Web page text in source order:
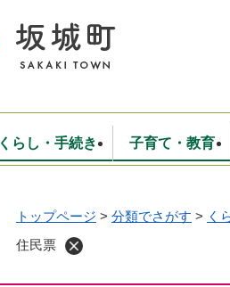
くらし・手続き
住民票・戸籍・証明 防災・行
税金
子育て・教育
妊娠・出産・子育て 保育
健康・医療 福祉
商工業 農林業
生涯学習・スポーツ 文化
ようこそ町長室へ 坂城町に
人事・採用・職員
公共施設
トップページ > 分類でさがす > く
住民票